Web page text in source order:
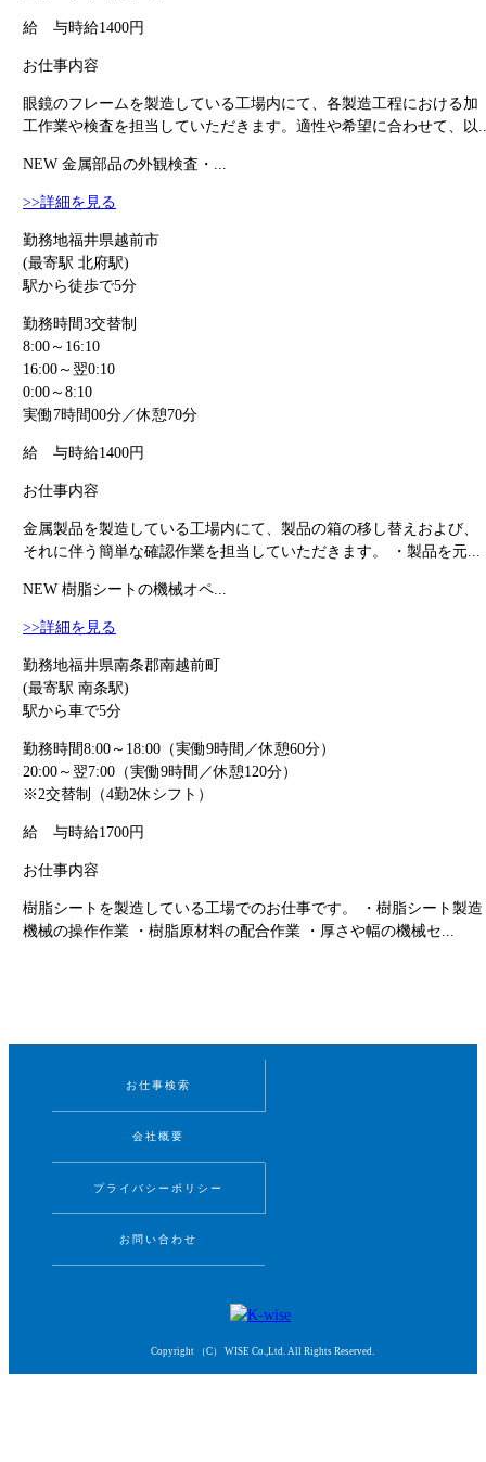
給 与時給1400円
お仕事内容
眼鏡のフレームを製造している工場内にて、各製造工程における加
工作業や検査を担当していただきます。適性や希望に合わせて、以
NEW金属部品の外観検査・...
>>詳細を見る
勤務地福井県越前市
(最寄駅 北府駅)
駅から徒歩で5分
勤務時間3交替制
8:00～16:10
16:00～翌0:10
0:00～8:10
実働7時間00分／休憩70分
給 与時給1400円
お仕事内容
金属製品を製造している工場内にて、製品の箱の移し替えおよび、
それに伴う簡単な確認作業を担当していただきます。 ・製品を元...
NEW樹脂シートの機械オペ...
>>詳細を見る
勤務地福井県南条郡南越前町
(最寄駅 南条駅)
駅から車で5分
勤務時間8:00～18:00（実働9時間／休憩60分）
20:00～翌7:00（実働9時間／休憩120分）
※2交替制（4勤2休シフト）
給 与時給1700円
お仕事内容
樹脂シートを製造している工場でのお仕事です。 ・樹脂シート製造
機械の操作作業 ・樹脂原材料の配合作業 ・厚さや幅の機械セ...
お仕事検索
会社概要
プライバシーポリシー
お問い合わせ
Copyright （C） WISE Co.,Ltd. All Rights Reserved.